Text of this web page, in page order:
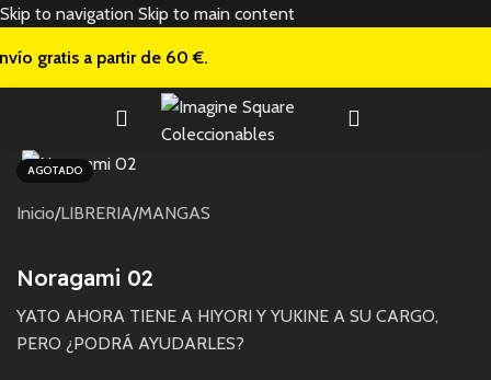
Skip to navigation Skip to main content
gratis a partir de 60 €.
AGOTADO
Inicio/LIBRERIA/MANGAS
Noragami 02
YATO AHORA TIENE A HIYORI Y YUKINE A SU CARGO,
PERO ¿PODRÁ AYUDARLES?